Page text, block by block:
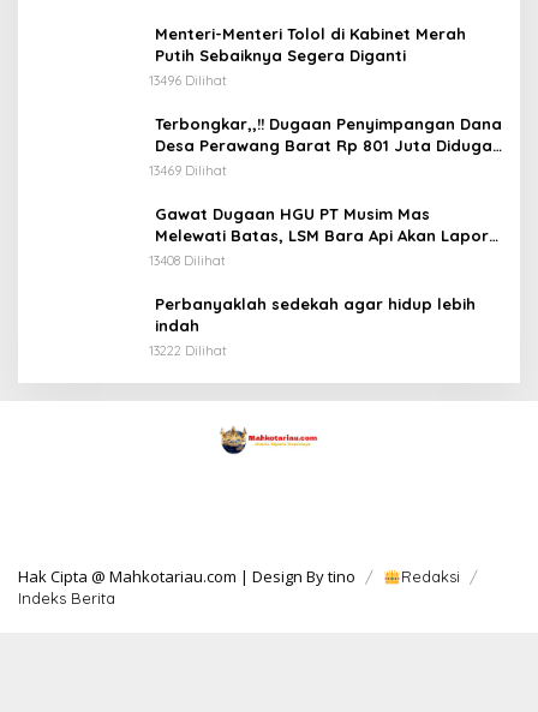
Menteri-Menteri Tolol di Kabinet Merah
Putih Sebaiknya Segera Diganti
13496 Dilihat
Terbongkar,,!! Dugaan Penyimpangan Dana
Desa Perawang Barat Rp 801 Juta Diduga
Tidak Jelas Penggunaannya
13469 Dilihat
Gawat Dugaan HGU PT Musim Mas
Melewati Batas, LSM Bara Api Akan Lapor
ke APH dan Satgas PKH
13408 Dilihat
Perbanyaklah sedekah agar hidup lebih
indah
13222 Dilihat
Hak Cipta @ Mahkotariau.com | Design By tino
Redaksi
Indeks Berita